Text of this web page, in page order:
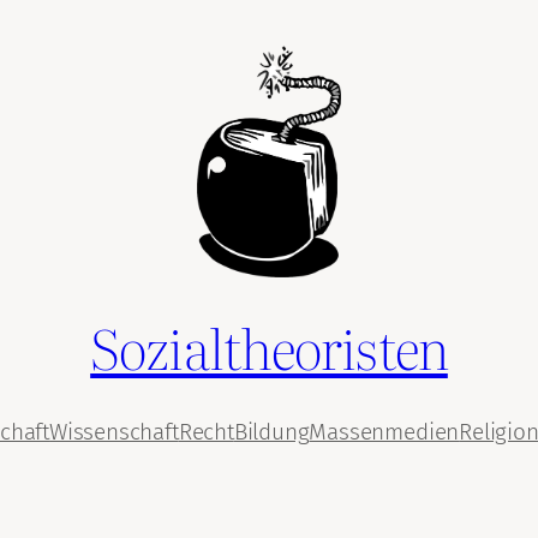
Sozialtheoristen
WissenschaftRechtBildungMassenmedienReligion